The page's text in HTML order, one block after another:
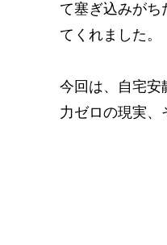
て塞ぎ込みがち
てくれました。
今回は、自宅安
力ゼロの現実、